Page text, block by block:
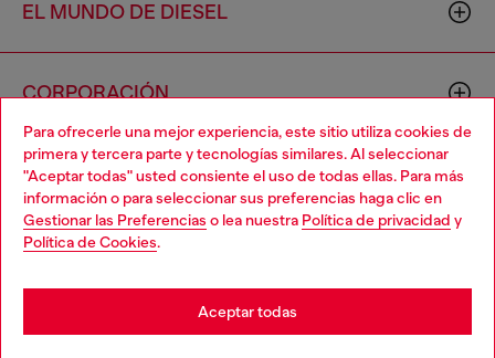
Para ofrecerle una mejor experiencia, este sitio utiliza cookies de
primera y tercera parte y tecnologías similares. Al seleccionar
"Aceptar todas" usted consiente el uso de todas ellas. Para más
información o para seleccionar sus preferencias haga clic en
Gestionar las Preferencias o lea nuestra Política de privacidad y
Política de Cookies.
Aceptar todas
EL MUNDO DE DIESEL
CORPORACIÓN
Copyright © 2026 Diesel SpA - Todos los derechos reservados -